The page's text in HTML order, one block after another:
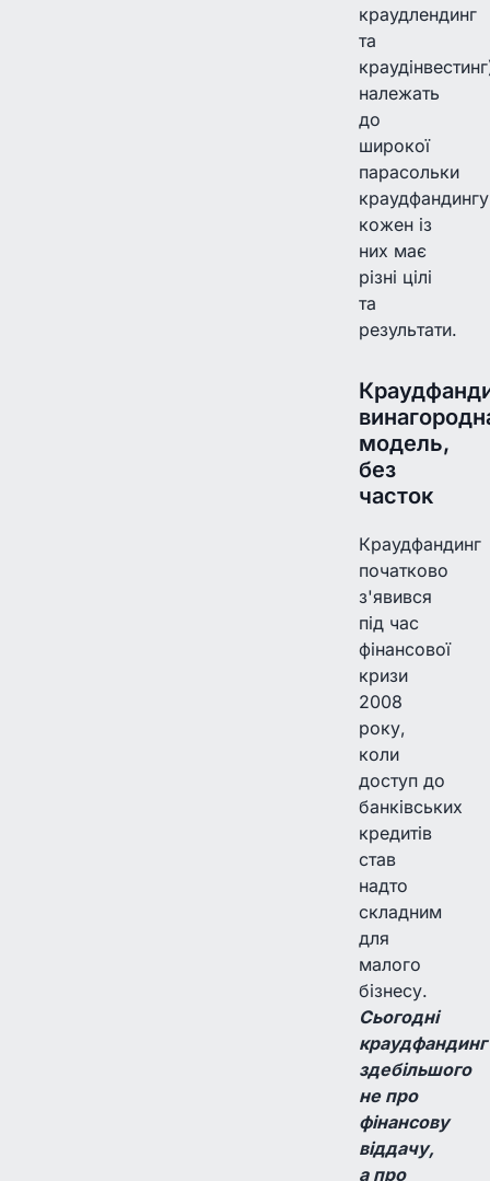
краудлендинг
та
належать
до
широкої
парасольки
кожен із
них має
різні цілі
та
результати.
модель,
без
часток
Краудфандинг
початково
з'явився
під час
фінансової
кризи
2008
року,
коли
доступ до
банківських
кредитів
став
надто
складним
для
малого
бізнесу.
Сьогодні
краудфандинг
здебільшого
не про
фінансову
віддачу,
а про